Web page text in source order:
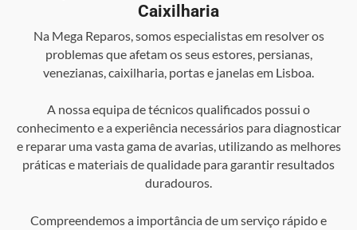
Caixilharia
Na Mega Reparos, somos especialistas em resolver os
problemas que afetam os seus estores, persianas,
venezianas, caixilharia, portas e janelas em Lisboa.
A nossa equipa de técnicos qualificados possui o
conhecimento e a experiência necessários para diagnosticar
e reparar uma vasta gama de avarias, utilizando as melhores
práticas e materiais de qualidade para garantir resultados
duradouros.
Compreendemos a importância de um serviço rápido e